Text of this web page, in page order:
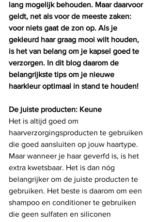
lang mogelijk behouden. Maar daarvoor
geldt, net als voor de meeste zaken:
voor niets gaat de zon op. Als je
gekleurd haar graag mooi wilt houden,
is het van belang om je kapsel goed te
verzorgen. In dit blog daarom de
belangrijkste tips om je nieuwe
haarkleur optimaal in stand te houden!
De juiste producten: Keune
Het is altijd goed om
haarverzorgingsproducten te gebruiken
die goed aansluiten op jouw haartype.
Maar wanneer je haar geverfd is, is het
extra kwetsbaar. Het is dan nóg
belangrijker om de juiste producten te
gebruiken. Het beste is daarom om een
shampoo en conditioner te gebruiken
die geen sulfaten en siliconen